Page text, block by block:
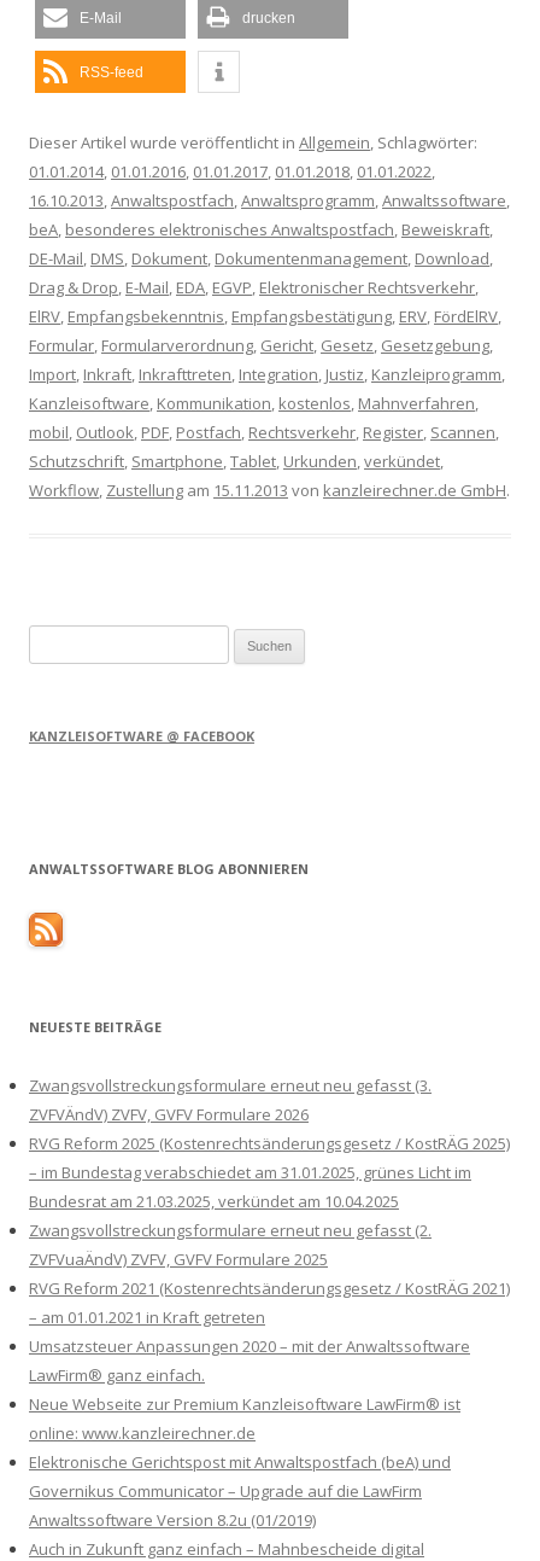
E-Mail drucken
RSS-feed
Dieser Artikel wurde veröffentlicht in Allgemein, Schlagwörter:
01.01.2014, 01.01.2016, 01.01.2017, 01.01.2018, 01.01.2022,
16.10.2013,Anwaltspostfach,Anwaltsprogramm,Anwaltssoftware,
beA, besonderes elektronisches Anwaltspostfach, Beweiskraft,
DE-Mail, DMS, Dokument, Dokumentenmanagement, Download,
Drag & Drop, E-Mail, EDA, EGVP, Elektronischer Rechtsverkehr,
ElRV, Empfangsbekenntnis, Empfangsbestätigung, ERV, FördElRV,
Formular, Formularverordnung, Gericht, Gesetz, Gesetzgebung,
Import, Inkraft, Inkrafttreten, Integration, Justiz, Kanzleiprogramm,
Kanzleisoftware, Kommunikation, kostenlos, Mahnverfahren,
mobil, Outlook, PDF, Postfach, Rechtsverkehr, Register, Scannen,
Schutzschrift, Smartphone,Tablet, Urkunden,verkündet,
Workflow, Zustellung am 15.11.2013 von kanzleirechner.de GmbH.
nach:
KANZLEISOFTWARE @ FACEBOOK
ANWALTSSOFTWARE BLOG ABONNIEREN
NEUESTE BEITRÄGE
Zwangsvollstreckungsformulare erneut neu gefasst (3.
ZVFVÄndV) ZVFV, GVFV Formulare 2026
RVG Reform 2025 (Kostenrechtsänderungsgesetz / KostRÄG 2025)
– im Bundestag verabschiedet am 31.01.2025, grünes Licht im
Bundesrat am 21.03.2025, verkündet am 10.04.2025
Zwangsvollstreckungsformulare erneut neu gefasst (2.
ZVFVuaÄndV) ZVFV, GVFV Formulare 2025
RVG Reform 2021 (Kostenrechtsänderungsgesetz / KostRÄG 2021)
– am 01.01.2021 in Kraft getreten
Umsatzsteuer Anpassungen 2020 – mit der Anwaltssoftware
LawFirm® ganz einfach.
Neue Webseite zur Premium Kanzleisoftware LawFirm® ist
online: www.kanzleirechner.de
Elektronische Gerichtspost mit Anwaltspostfach (beA) und
Governikus Communicator – Upgrade auf die LawFirm
Anwaltssoftware Version 8.2u (01/2019)
Auch in Zukunft ganz einfach – Mahnbescheide digital